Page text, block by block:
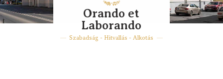
Orando et
Laborando
Szabadság - Hitvallás - Alkotás